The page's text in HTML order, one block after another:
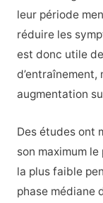
leur période
réduire les
est donc utile
augmentation
Des études ont
son maximum
la plus faible
phase médiane